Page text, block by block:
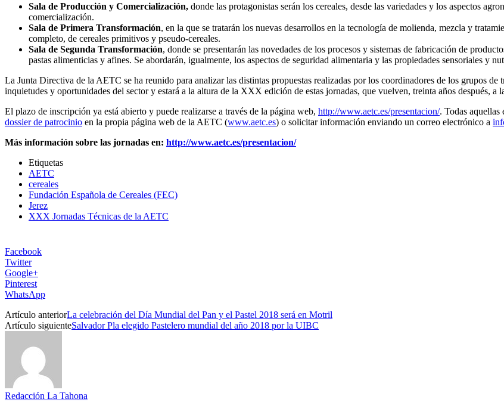
Sala de Producción y Comercialización, donde las protagonistas serán los cereales, desde las variedades y los aspectos
comercialización.
Sala de Primera Transformación, en la que se tratarán los nuevas desarrollos en la tecnología de molienda, mezcla y
completo, de cereales primitivos y pseudo-cereales.
Sala de Segunda Transformación, donde se presentarán las novedades de los procesos y sistemas de fabricación de
pastas alimenticias y afines. Se abordarán, igualmente, los aspectos de seguridad alimentaria y las propiedades sensoriales y
La Junta Directiva de la AETC se ha reunido para analizar las distintas propuestas realizadas por los coordinadores de los grupos
inquietudes y oportunidades del sector y estará a la altura de la XXX edición de estas jornadas, que vuelven, treinta años después, a
El plazo de inscripción ya está abierto y puede realizarse a través de la página web, http://www.aetc.es/presentacion/. Todas aquellas
dossier de patrocinio en la propia página web de la AETC (www.aetc.es) o solicitar información enviando un correo electrónico a
Más información sobre las jornadas en: http://www.aetc.es/presentacion/
Etiquetas
AETC
cereales
Fundación Española de Cereales (FEC)
Jerez
XXX Jornadas Técnicas de la AETC
Facebook
Twitter
Google+
Pinterest
WhatsApp
Artículo anteriorLa celebración del Día Mundial del Pan y el Pastel 2018 será en Motril
Artículo siguienteSalvador Pla elegido Pastelero mundial del año 2018 por la UIBC
Redacción La Tahona